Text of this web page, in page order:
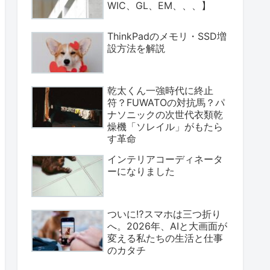
WIC、GL、EM、、、】
ThinkPadのメモリ・SSD増
設方法を解説
乾太くん一強時代に終止
符？FUWATOの対抗馬？パ
ナソニックの次世代衣類乾
燥機「ソレイル」がもたら
す革命
インテリアコーディネータ
ーになりました
ついに⁉スマホは三つ折り
へ。2026年、AIと大画面が
変える私たちの生活と仕事
のカタチ